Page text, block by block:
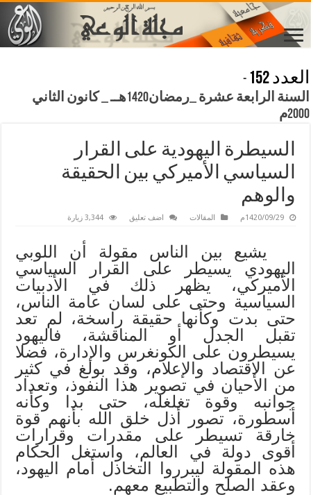
العدد 152
-
السنة الرابعة عشرة _رمضان1420هــ _ كانون الثاني
2000م
السيطرة اليهودية على القرار
السياسي الأميركي بين الحقيقة
والوهم
1420/09/29م المقالات اضف تعليق 3,344 زيارة
يشيع بين الناس مقولة أن اللوبي
اليهودي يسيطر على القرار السياسي
الأميركي، يظهر ذلك في الأدبيات
السياسية وحتى على لسان عامة الناس،
حتى بدت وكأنها حقيقة راسخة، لم تعد
تقبل الجدل أو المناقشة، فاليهود
يسيطرون على الكونغرس والإدارة، فضلا
عن الاقتصاد والإعلام، وقد بولغ في كثير
من الأحيان في تصوير هذا النفوذ، وتعداد
جوانبه وقوة تغلغله، حتى بدا وكأنه
أسطورة، تصور أذل خلق الله بأنهم قوة
خارقة تسيطر على مقدرات وقرارات
أقوى دولة في العالم، واستغل الحكام
هذه المقولة ليبرروا التخاذل أمام اليهود،
وعقد الصلح والتطبيع معهم.